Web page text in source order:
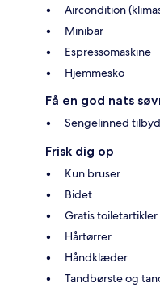
Aircondition
Minibar
Espressomaskine
Hjemmesko
Få en god nats
Sengelinned
Frisk dig op
Kun bruser
Bidet
Gratis toiletartikler
Hårtørrer
Håndklæder
Tandbørste og